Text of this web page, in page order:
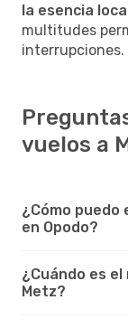
la esencia
multitudes
interrupciones.
vuelos a
¿Cómo
en Opodo?
¿Cuándo es
Metz?